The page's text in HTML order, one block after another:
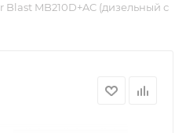
MB210D+AC (дизельный с